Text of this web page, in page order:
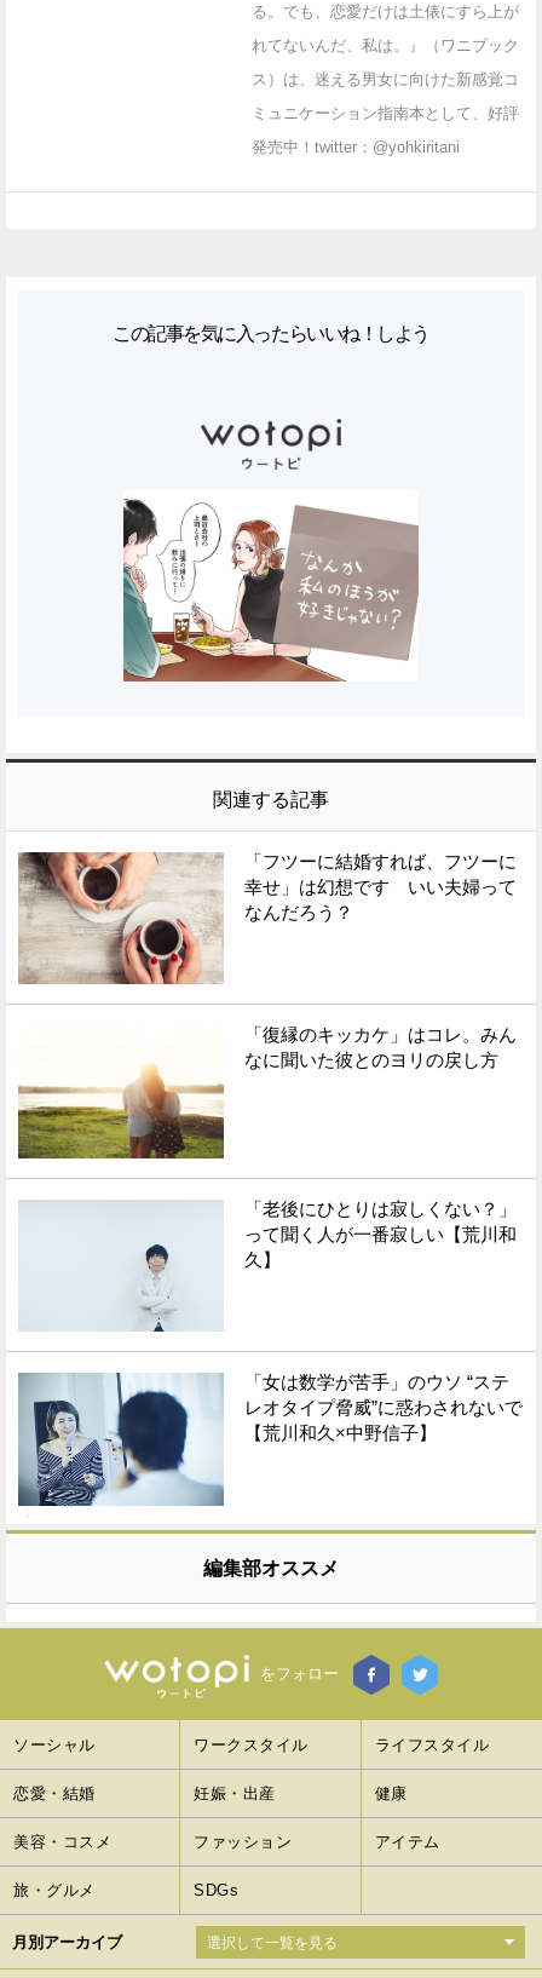
る。でも、恋愛だけは土俵にすら上が
れてないんだ、私は。』（ワニブック
ス）は、迷える男女に向けた新感覚コ
ミュニケーション指南本として、好評
発売中！twitter：@yohkiritani
この記事を気に入ったらいいね！しよう
関連する記事
「フツーに結婚すれば、フツーに
幸せ」は幻想です いい夫婦って
なんだろう？
「復縁のキッカケ」はコレ。みん
なに聞いた彼とのヨリの戻し方
「老後にひとりは寂しくない？」
って聞く人が一番寂しい【荒川和
久】
「女は数学が苦手」のウソ “ステ
レオタイプ脅威”に惑わされないで
【荒川和久×中野信子】
編集部オススメ
をフォロー
ソーシャル ワークスタイル ライフスタイル
恋愛・結婚 妊娠・出産 健康
美容・コスメ ファッション アイテム
旅・グルメ SDGs
月別アーカイブ